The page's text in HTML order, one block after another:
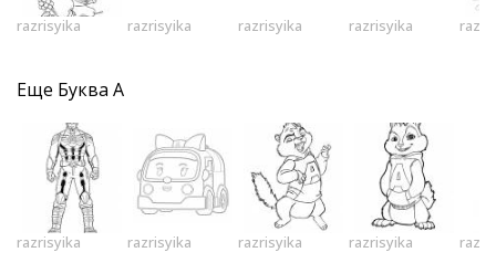
razrisyika razrisyika razrisyika razrisyika
Еще Буква А
razrisyika razrisyika razrisyika razrisyika